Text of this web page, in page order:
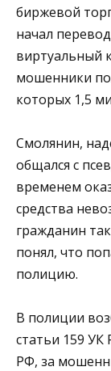
биржевой
начал
виртуальный
мошенники
которых 1,5
Смолянин,
общался с
временем
средства
гражданин
понял, что
полицию.
В полиции
статьи 159 УК
РФ, за